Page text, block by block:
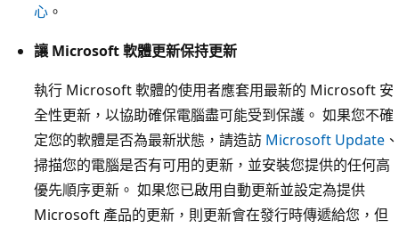
心 。
讓 Microsoft 軟體更新保持更新
執行 Microsoft 軟體的使用者應套用最新的 Microsoft 安
全性更新，以協助確保電腦盡可能受到保護。 如果您不確
定您的軟體是否為最新狀態，請造訪 Microsoft Update 、
掃描您的電腦是否有可用的更新，並安裝您提供的任何高
優先順序更新。 如果您已啟用自動更新並設定為提供
Microsoft 產品的更新，則更新會在發行時傳遞給您，但